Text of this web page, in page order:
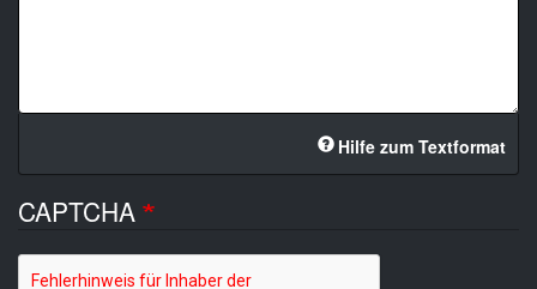
Hilfe zum Textformat
CAPTCHA